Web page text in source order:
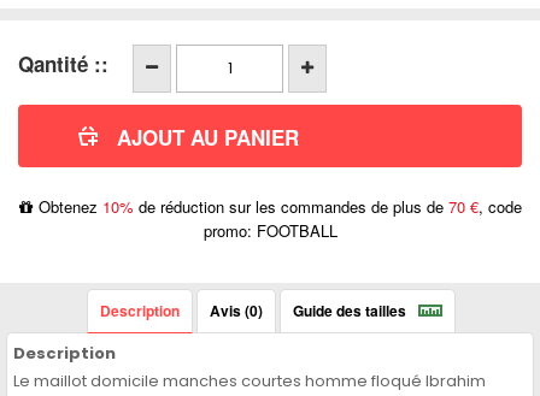
Qantité ::
Obtenez 10% de réduction sur les commandes de plus de 70 €, code
promo: FOOTBALL
Description Avis (0) Guide des tailles
Description
Le maillot domicile manches courtes homme floqué Ibrahim